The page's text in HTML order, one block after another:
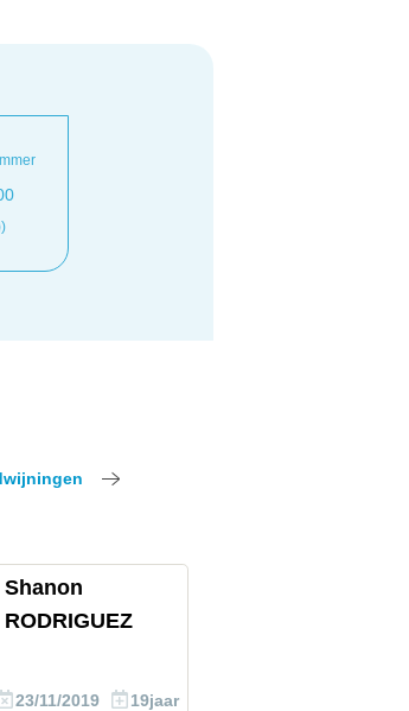
Shanon
RODRIGUEZ
23/11/2019
19jaar